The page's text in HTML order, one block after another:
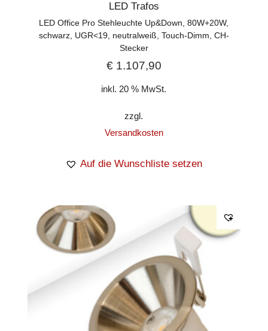
LED Trafos
LED Office Pro Stehleuchte Up&Down, 80W+20W,
schwarz, UGR<19, neutralweiß, Touch-Dimm, CH-
Stecker
€1.107,90
inkl. 20 % MwSt.
zzgl.
Versandkosten
Auf die Wunschliste setzen